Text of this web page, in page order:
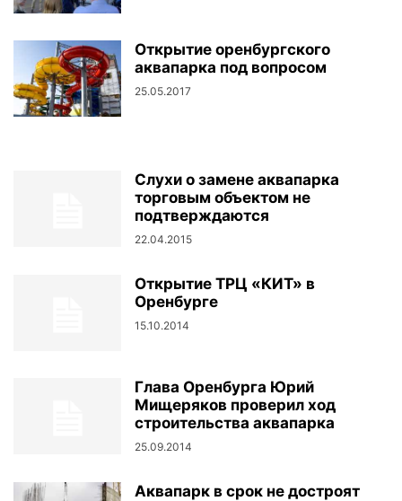
Открытие оренбургского
аквапарка под вопросом
25.05.2017
Слухи о замене аквапарка
торговым объектом не
подтверждаются
22.04.2015
Открытие ТРЦ «КИТ» в
Оренбурге
15.10.2014
Глава Оренбурга Юрий
Мищеряков проверил ход
строительства аквапарка
25.09.2014
Аквапарк в срок не достроят